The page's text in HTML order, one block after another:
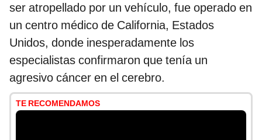
ser atropellado por un vehículo, fue operado en
un centro médico de California, Estados
Unidos, donde inesperadamente los
especialistas confirmaron que tenía un
agresivo cáncer en el cerebro.
TE RECOMENDAMOS